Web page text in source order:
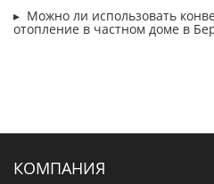
Можно ли использовать
отопление в частном доме в
КОМПАНИЯ